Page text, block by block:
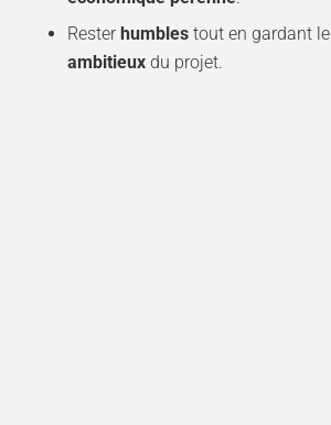
Resterhumblestout en gardant le
ambitieuxdu projet.